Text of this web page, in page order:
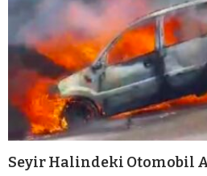
Seyir Halindeki Otomobil